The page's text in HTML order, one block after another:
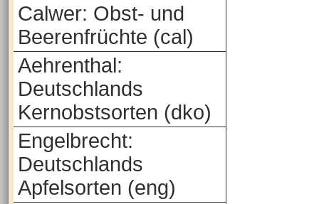
Calwer: Obst- und
Beerenfrüchte (cal)
Aehrenthal:
Deutschlands
Kernobstsorten (dko)
Engelbrecht:
Deutschlands
Apfelsorten (eng)